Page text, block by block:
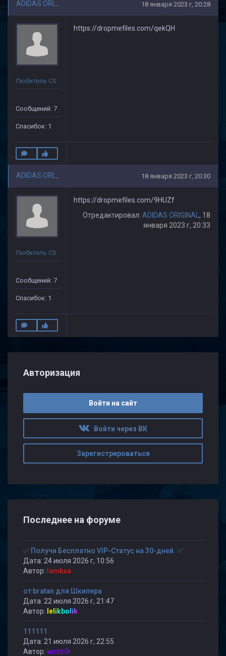
18 января 2023 г, 20:28
Любитель CS
Сообщений: 7
Спасибок: 1
https://dropmefiles.com/qekQH
18 января 2023 г, 20:30
Любитель CS
Сообщений: 7
Спасибок: 1
https://dropmefiles.com/9HUZf
Отредактировал: ADIDAS ORIGINAL , 18
января 2023 г, 20:33
Авторизация
Войти на сайт
Войти через ВК
Зарегистрироваться
Последнее на форуме
✅ Получи Бесплатно VIP-Статус на 30-дней. ✅
Дата: 24 июля 2026 г, 10:56
Автор: lamkaa
от bratan для Шкипера
Дата: 22 июля 2026 г, 21:47
Автор: lelikbolik
111111
Дата: 21 июля 2026 г, 22:55
Автор: wintz0r